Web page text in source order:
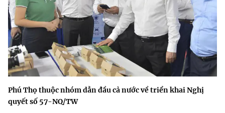
Phú Thọ thuộc nhóm dẫn đầu cả nước về triển khai Nghị
quyết số 57-NQ/TW